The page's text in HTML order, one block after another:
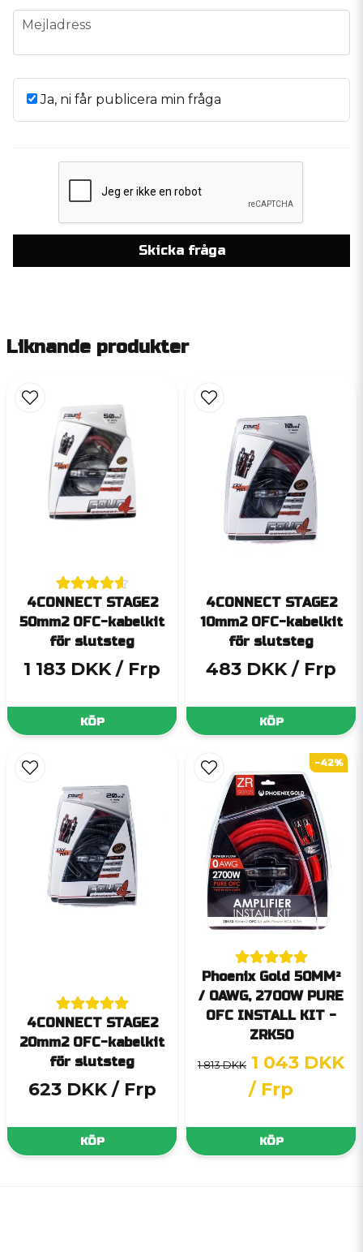
email
Mejladress
Ja, ni får publicera min fråga
Skicka fråga
Liknande produkter
4CONNECT STAGE2
50mm2 OFC-kabelkit
för slutsteg
1 183 DKK / Frp
KÖP
4CONNECT STAGE2
10mm2 OFC-kabelkit
för slutsteg
483 DKK / Frp
KÖP
4CONNECT STAGE2
20mm2 OFC-kabelkit
för slutsteg
623 DKK / Frp
KÖP
Phoenix Gold 50MM²
/ 0AWG, 2700W PURE
OFC INSTALL KIT -
ZRK50
1 813 DKK 1 043 DKK
/ Frp
KÖP
-42%